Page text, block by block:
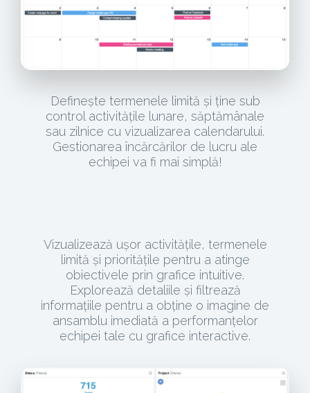
Definește termenele limită și ține sub
control activitățile lunare, săptămânale
sau zilnice cu vizualizarea calendarului.
Gestionarea încărcărilor de lucru ale
echipei va fi mai simplă!
Vizualizează ușor activitățile, termenele
limită și prioritățile pentru a atinge
obiectivele prin grafice intuitive.
Explorează detaliile și filtrează
informațiile pentru a obține o imagine de
ansamblu imediată a performanțelor
echipei tale cu grafice interactive.